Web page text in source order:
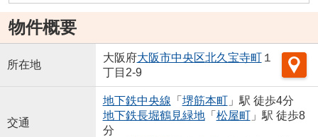
物件概要
所在地
大阪府大阪市中央区北久宝寺町１
丁目2-9
交通
地下鉄中央線 「 堺筋本町」駅 徒歩4分
地下鉄長堀鶴見緑地「 松屋町」駅 徒歩8
分